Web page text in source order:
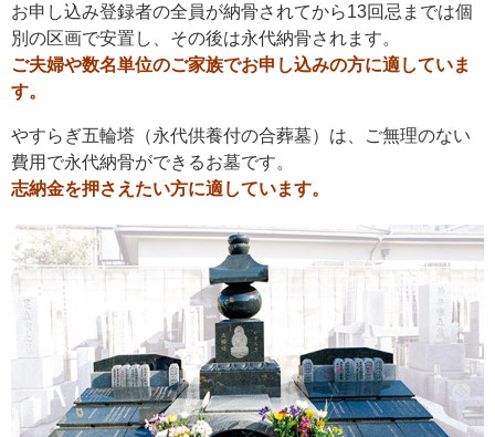
お申し込み登録者の全員が納骨されてから13回忌までは個
別の区画で安置し、その後は永代納骨されます。
ご夫婦や数名単位のご家族でお申し込みの方に適していま
す。
やすらぎ五輪塔（永代供養付の合葬墓）は、ご無理のない
費用で永代納骨ができるお墓です。
志納金を押さえたい方に適しています。